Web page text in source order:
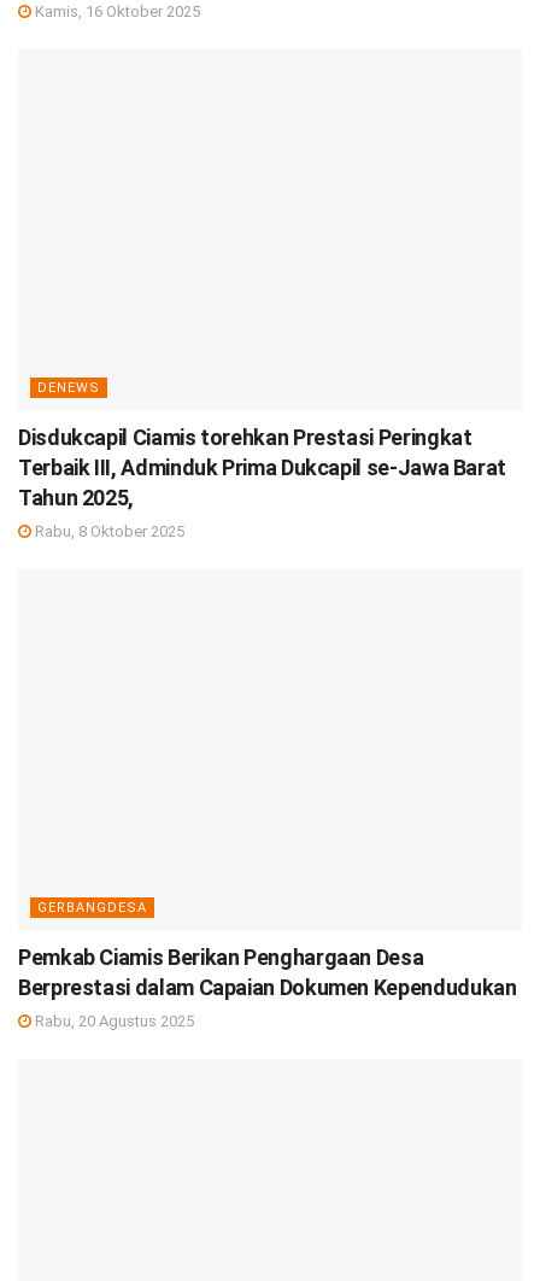
Kamis, 16 Oktober 2025
DENEWS
Disdukcapil Ciamis torehkan Prestasi Peringkat
Terbaik III, Adminduk Prima Dukcapil se-Jawa Barat
Tahun 2025,
Rabu, 8 Oktober 2025
GERBANGDESA
Pemkab Ciamis Berikan Penghargaan Desa
Berprestasi dalam Capaian Dokumen Kependudukan
Rabu, 20 Agustus 2025